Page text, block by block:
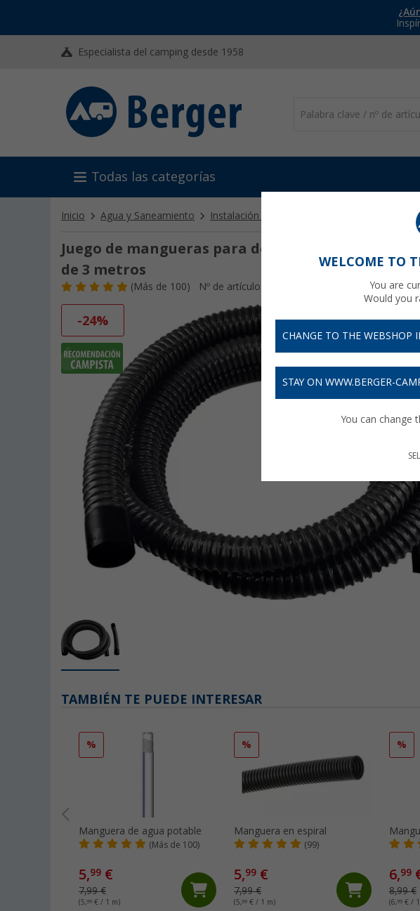
Especialista del camping desde 1958
Todas las categorías
Inicio Agua y Saneamiento Instalación hidráulica
Juego de mangueras para desagüe Reich, de 2
de 3 metros
(Más de 100) Nº de artículo 205120
-24%
TAMBIÉN TE PUEDE INTERESAR
%
Manguera de agua potable
(Más de 100)
5,99 €
7,99 €
(5,99 € / 1 m)
%
Manguera en espiral
(99)
5,99 €
7,99 €
(5,99 € / 1 m)
%
6,99
8,99 €
(6,99 € /
WELCOME TO
You are
Would you
CHANGE TO THE WEBSHOP
STAY ON WWW.BERGER-
You can change